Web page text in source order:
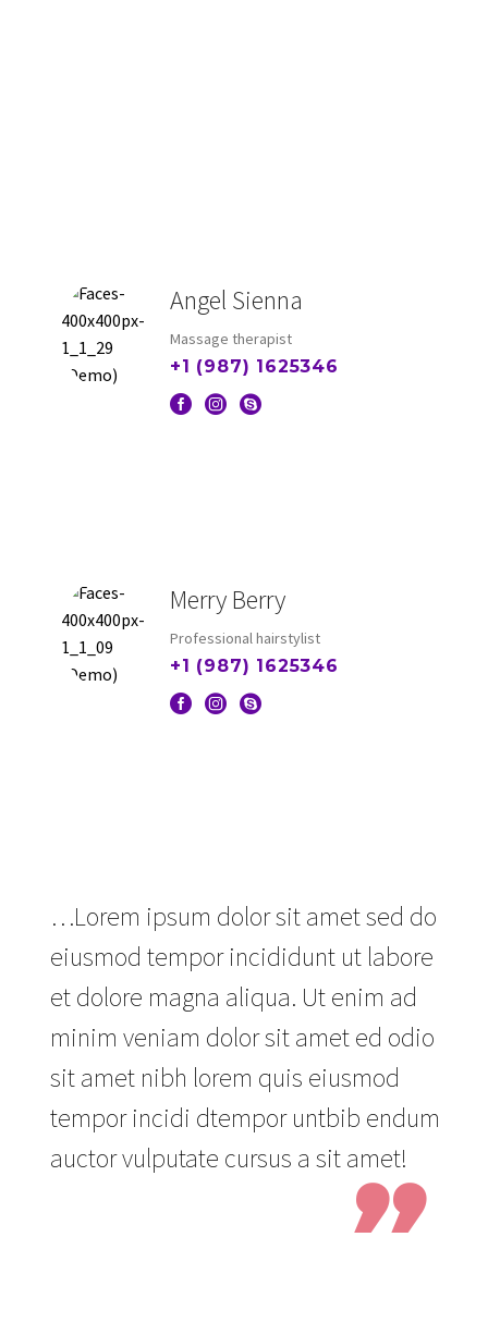
Angel Sienna
Massage therapist
+1 (987) 1625346
Merry Berry
Professional hairstylist
+1 (987) 1625346
…Lorem ipsum dolor sit amet sed do
eiusmod tempor incididunt ut labore
et dolore magna aliqua. Ut enim ad
minim veniam dolor sit amet ed odio
sit amet nibh lorem quis eiusmod
tempor incidi dtempor untbib endum
auctor vulputate cursus a sit amet!
